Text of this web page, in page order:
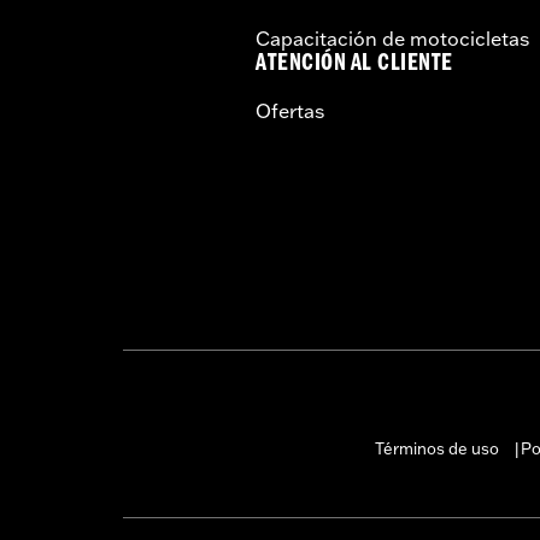
Capacitación de motocicletas
ATENCIÓN AL CLIENTE
Ofertas
Términos de uso